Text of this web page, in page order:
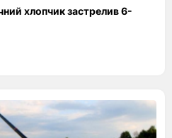
хлопчик застрелив 6-